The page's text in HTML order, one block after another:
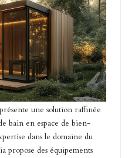
une solution raffinée
bain en espace de bien-
dans le domaine du
propose des équipements